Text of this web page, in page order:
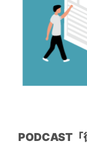
PODCAST「